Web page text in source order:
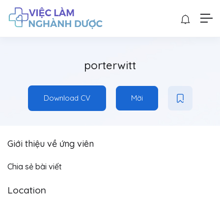
porterwitt
Download CV Mời
Giới thiệu về ứng viên
Chia sẻ bài viết
Location